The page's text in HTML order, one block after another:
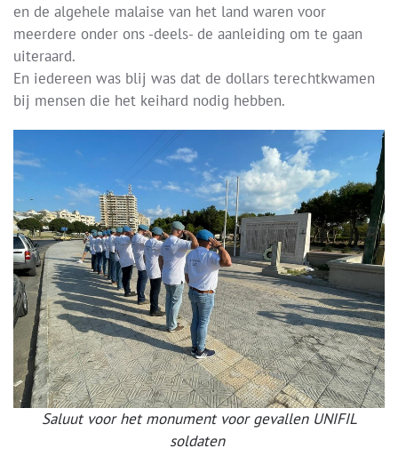
en de algehele malaise van het land waren voor
meerdere onder ons -deels- de aanleiding om te gaan
uiteraard.
En iedereen was blij was dat de dollars terechtkwamen
bij mensen die het keihard nodig hebben.
Saluut voor het monument voor gevallen UNIFIL
soldaten